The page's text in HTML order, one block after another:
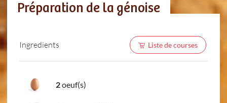
Préparation de la génoise
Ingredients Liste de courses
2oeuf(s)